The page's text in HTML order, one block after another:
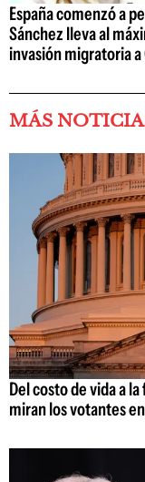
España comenzó a
Sánchez lleva al
invasión migratoria a
MÁS
Del costo de vida a
miran los votantes